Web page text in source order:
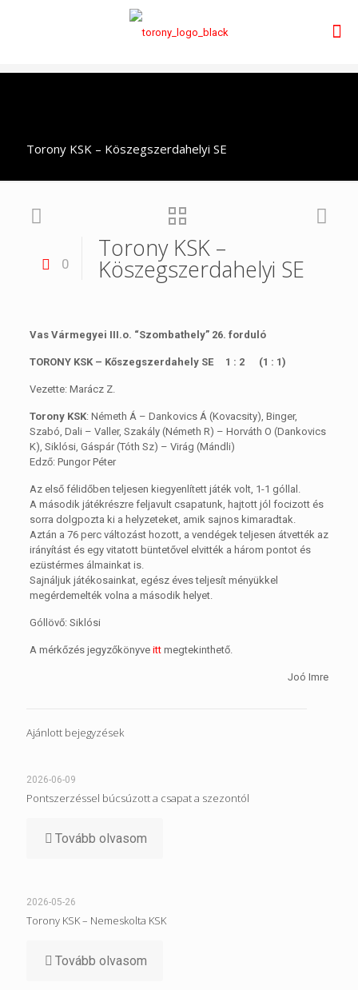
Torony KSK – Köszegszerdahelyi SE
0
Torony KSK –
Köszegszerdahelyi SE
Vas Vármegyei III.o. “Szombathely” 26. forduló
TORONY KSK – Kőszegszerdahely SE 1 : 2 (1 : 1)
Vezette: Marácz Z.
Torony KSK: Németh Á – Dankovics Á (Kovacsity), Binger,
Szabó, Dali – Valler, Szakály (Németh R) – Horváth O (Dankovics
K), Siklósi, Gáspár (Tóth Sz) – Virág (Mándli)
Edző: Pungor Péter
Az első félidőben teljesen kiegyenlített játék volt, 1-1 góllal.
A második játékrészre feljavult csapatunk, hajtott jól focizott és
sorra dolgpozta ki a helyzeteket, amik sajnos kimaradtak.
Aztán a 76 perc változást hozott, a vendégek teljesen átvették az
irányítást és egy vitatott büntetővel elvitték a három pontot és
ezüstérmes álmainkat is.
Sajnáljuk játékosainkat, egész éves teljesít ményükkel
megérdemelték volna a második helyet.
Góllövő: Siklósi
A mérkőzés jegyzőkönyve ittmegtekinthető.
Joó Imre
Ajánlott bejegyzések
2026-06-09
Pontszerzéssel búcsúzott a csapat a szezontól
Tovább olvasom
2026-05-26
Torony KSK – Nemeskolta KSK
Tovább olvasom